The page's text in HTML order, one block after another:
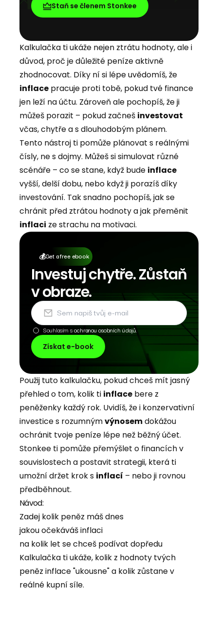
Staň se členem Stonkee
Kalkulačka ti ukáže nejen ztrátu hodnoty, ale i
důvod, proč je důležité peníze aktivně
zhodnocovat. Díky ní si lépe uvědomíš, že
inflace pracuje proti tobě, pokud tvé finance
jen leží na účtu. Zároveň ale pochopíš, že ji
můžeš porazit – pokud začneš investovat
včas, chytře a s dlouhodobým plánem.
Tento nástroj ti pomůže plánovat s reálnými
čísly, ne s dojmy. Můžeš si simulovat různé
scénáře – co se stane, když bude inflace
vyšší, delší dobu, nebo když ji porazíš díky
investování. Tak snadno pochopíš, jak se
chránit před ztrátou hodnoty a jak přeměnit
inflaci ze strachu na motivaci.
💰Get a free ebook
Investuj chytře. Zůstaň
v obraze.
Souhlasím sochranou osobních údajů.
Získat e-book
Použij tuto kalkulačku, pokud chceš mít jasný
přehled o tom, kolik ti inflace bere z
peněženky každý rok. Uvidíš, že i konzervativní
investice s rozumnýmvýnosemdokážou
ochránit tvoje peníze lépe než běžný účet.
Stonkee ti pomůže přemýšlet o financích v
souvislostech a postavit strategii, která ti
umožní držet krok s inflací – nebo ji rovnou
předběhnout.
Návod:
Zadej kolik peněz máš dnes
jakou očekáváš inflaci
na kolik let se chceš podívat dopředu
Kalkulačka ti ukáže, kolik z hodnoty tvých
peněz inflace "ukousne" a kolik zůstane v
reálné kupní síle.